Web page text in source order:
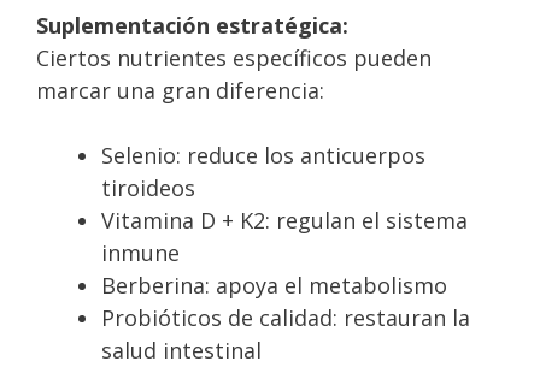
Suplementación estratégica:
Ciertos nutrientes específicos pueden
marcar una gran diferencia:
Selenio: reduce los anticuerpos
tiroideos
Vitamina D + K2: regulan el sistema
inmune
Berberina: apoya el metabolismo
Probióticos de calidad: restauran la
salud intestinal